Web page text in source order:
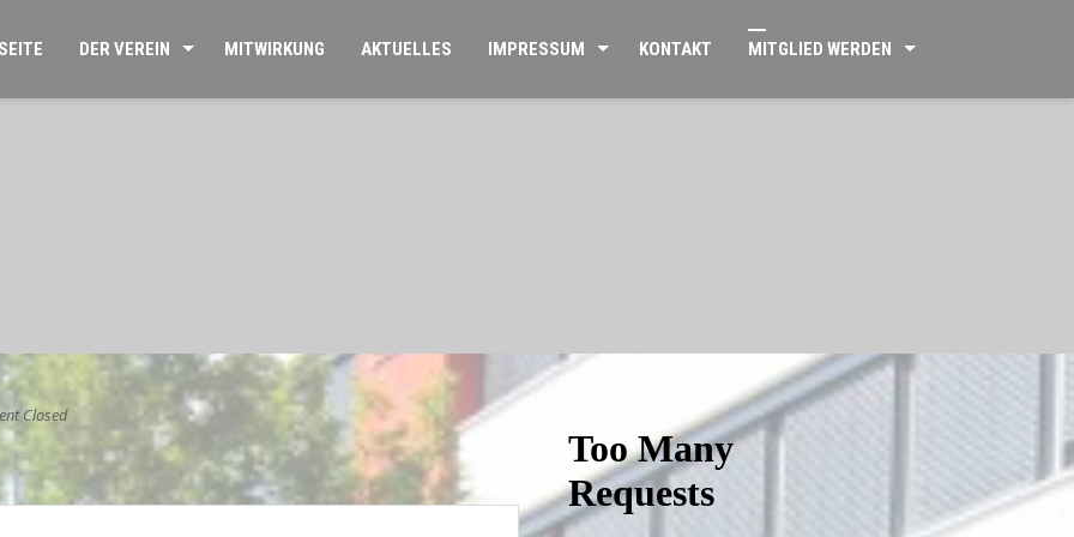
DER VEREIN MITWIRKUNG AKTUELLES IMPRESSUM KONTAKT MITGLIED WERDEN
Closed